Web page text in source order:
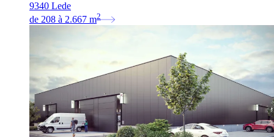
9340 Lede
de 208 à 2.667 m2